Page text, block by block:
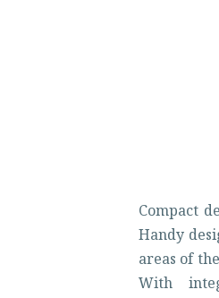
Compact
Handy
areas of
With